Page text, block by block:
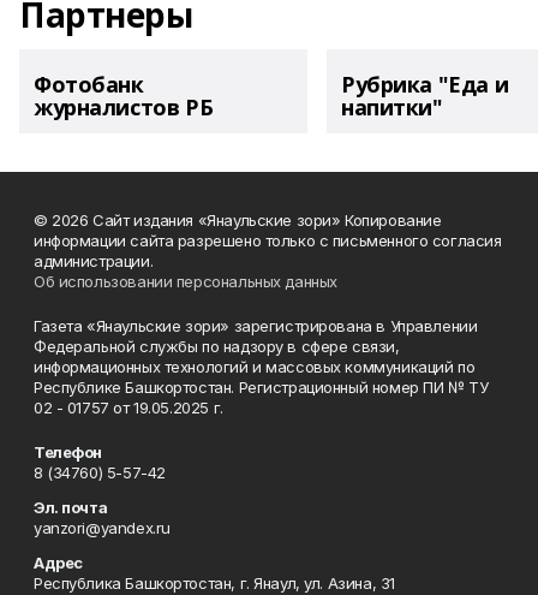
Партнеры
Фотобанк
журналистов РБ
Рубрика "Еда и
напитки"
© 2026 Сайт издания «Янаульские зори» Копирование
информации сайта разрешено только с письменного согласия
администрации.
Об использовании персональных данных
Газета «Янаульские зори» зарегистрирована в Управлении
Федеральной службы по надзору в сфере связи,
информационных технологий и массовых коммуникаций по
Республике Башкортостан. Регистрационный номер ПИ № ТУ
02 - 01757 от 19.05.2025 г.
Телефон
8 (34760) 5-57-42
Эл. почта
yanzori@yandex.ru
Адрес
Республика Башкортостан, г. Янаул, ул. Азина, 31